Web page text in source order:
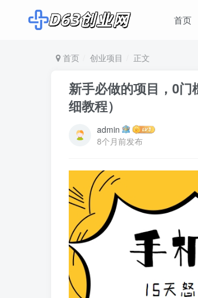
首页
首页 创业项目 正文
新手必做的项目，0
细教程）
admin
8个月前发布